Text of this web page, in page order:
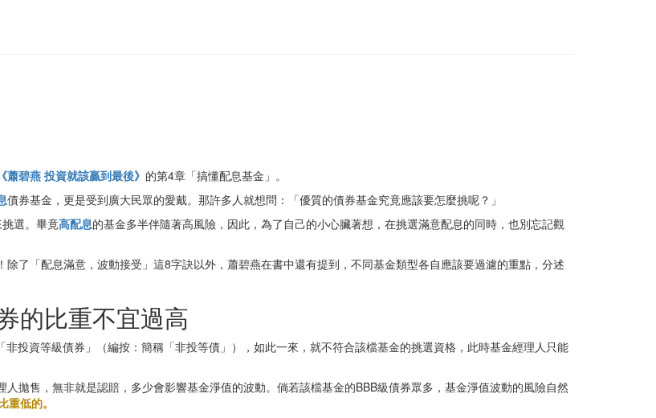
《蕭碧燕 投資就該贏到最後》 的第4章「搞懂配息基金」。
債券基金，更是受到廣大民眾的愛戴。那許多人就想問：「優質的債券基金究竟應該要怎麼挑呢？」
選。畢竟高配息的基金多半伴隨著高風險，因此，為了自己的小心臟著想，在挑選滿意配息的同時，也別忘記觀
了「配息滿意，波動接受」這8字訣以外，蕭碧燕在書中還有提到，不同基金類型各自應該要過濾的重點，分述
的比重不宜過高
投資等級債券」（編按：簡稱「非投等債」），如此一來，就不符合該檔基金的挑選資格，此時基金經理人只能
拋售，無非就是認賠，多少會影響基金淨值的波動。倘若該檔基金的BBB級債券眾多，基金淨值波動的風險自然
低的。